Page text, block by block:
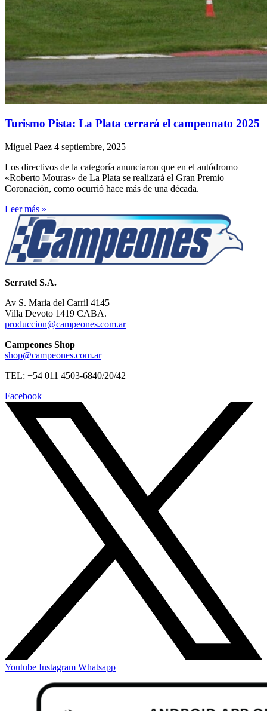
Turismo Pista: La Plata cerrará el campeonato 2025
Miguel Paez 4 septiembre, 2025
Los directivos de la categoría anunciaron que en el autódromo
«Roberto Mouras» de La Plata se realizará el Gran Premio
Coronación, como ocurrió hace más de una década.
Leer más »
Serratel S.A.
Av S. Maria del Carril 4145
Villa Devoto 1419 CABA.
produccion@campeones.com.ar
Campeones Shop
shop@campeones.com.ar
TEL: +54 011 4503-6840/20/42
Facebook
Youtube Instagram Whatsapp